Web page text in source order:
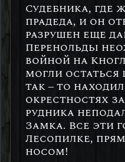
Судебника, где
прадеда, и он
разрушен еще
Перенольды
войной на
могли остаться
так – то
окрестностях
рудника
Замка. Все эти
Лесопилке,
носом!